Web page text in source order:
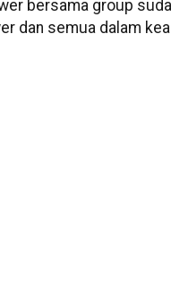
bersama group
dan semua dalam